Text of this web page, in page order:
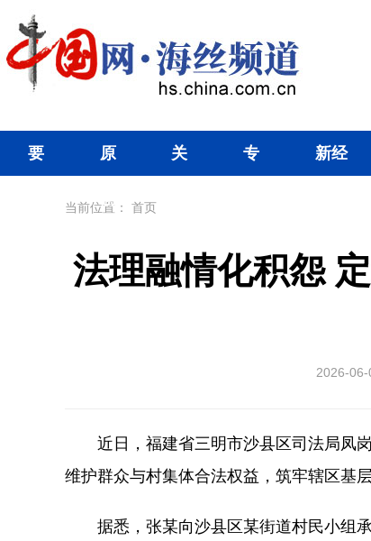
要 原
创
关 专 新经
当前位置： 首页
法理融情化积怨
2026-
近日，福建省三明市沙县区司法局凤
维护群众与村集体合法权益，筑牢辖区基
据悉，张某向沙县区某街道村民小组